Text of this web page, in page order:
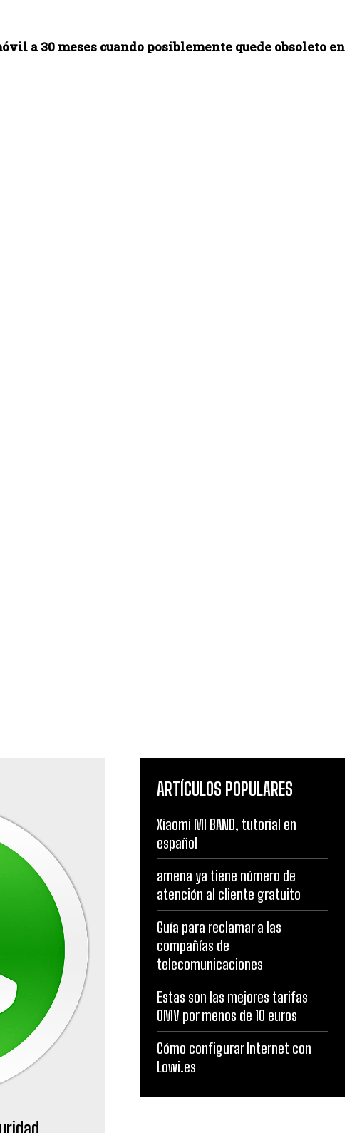
a 30 meses cuando posiblemente quede obsoleto en
ARTÍCULOS POPULARES
Xiaomi MI BAND, tutorial en
español
amena ya tiene número de
atención al cliente gratuito
Guía para reclamar a las
compañías de
telecomunicaciones
Estas son las mejores tarifas
OMV por menos de 10 euros
Cómo configurar Internet con
Lowi.es